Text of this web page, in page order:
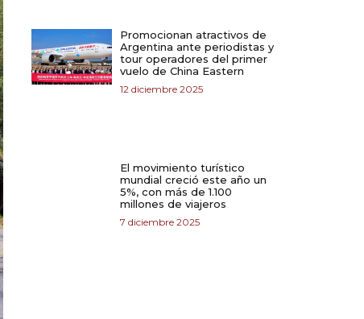
Promocionan atractivos de
Argentina ante periodistas y
tour operadores del primer
vuelo de China Eastern
12 diciembre 2025
El movimiento turístico
mundial creció este año un
5%, con más de 1.100
millones de viajeros
7 diciembre 2025